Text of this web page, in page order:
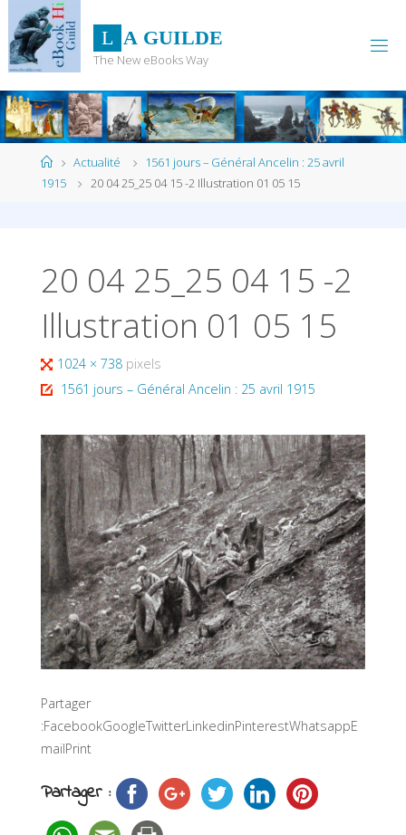
content
L A GUILDE
The New eBooks Way
HomeActualité
1561 jours – Général Ancelin : 25 avril
1915
20 04 25_25 04 15 -2 Illustration 01 05 15
20 04 25_25 04 15 -2
Illustration 01 05 15
Full
size
1024 × 738 pixels
1561 jours – Général Ancelin : 25 avril 1915
Partager
:FacebookGoogleTwitterLinkedinPinterestWhatsappE
mailPrint
Partager :